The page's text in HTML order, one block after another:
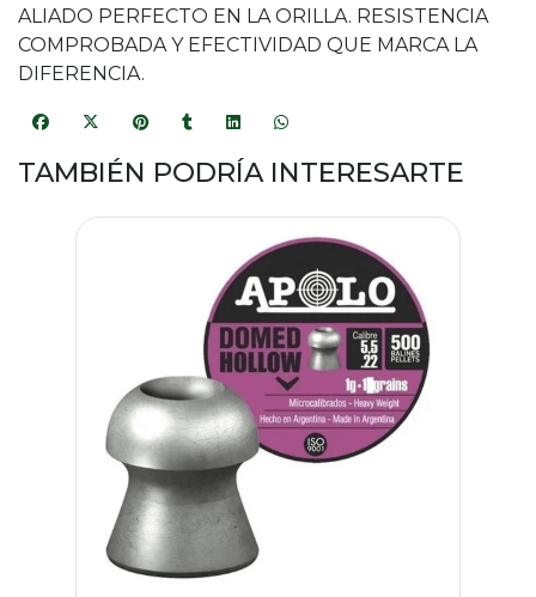
ALIADO PERFECTO EN LA ORILLA. RESISTENCIA
COMPROBADA Y EFECTIVIDAD QUE MARCA LA
DIFERENCIA.
TAMBIÉN PODRÍA INTERESARTE